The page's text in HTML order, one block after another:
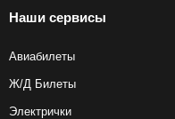
Наши сервисы
Авиабилеты
Ж/Д Билеты
Электрички